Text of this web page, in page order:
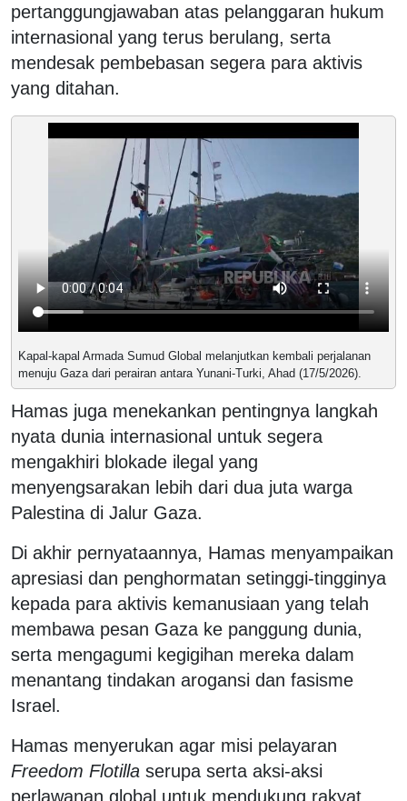
pertanggungjawaban atas pelanggaran hukum
internasional yang terus berulang, serta
mendesak pembebasan segera para aktivis
yang ditahan.
Kapal-kapal Armada Sumud Global melanjutkan kembali perjalanan
menuju Gaza dari perairan antara Yunani-Turki, Ahad (17/5/2026).
Hamas juga menekankan pentingnya langkah
nyata dunia internasional untuk segera
mengakhiri blokade ilegal yang
menyengsarakan lebih dari dua juta warga
Palestina di Jalur Gaza.
Di akhir pernyataannya, Hamas menyampaikan
apresiasi dan penghormatan setinggi-tingginya
kepada para aktivis kemanusiaan yang telah
membawa pesan Gaza ke panggung dunia,
serta mengagumi kegigihan mereka dalam
menantang tindakan arogansi dan fasisme
Israel.
Hamas menyerukan agar misi pelayaran
Freedom Flotilla serupa serta aksi-aksi
perlawanan global untuk mendukung rakyat